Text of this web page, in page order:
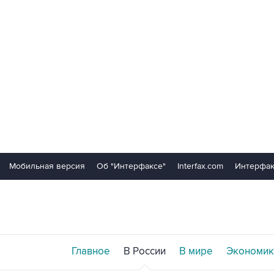
Мобильная версия Об "Интерфаксе" Interfax.com
Главное В России В мире